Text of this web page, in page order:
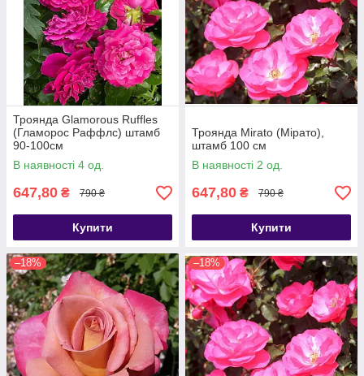
Троянда Glamorous Ruffles
(Гламорос Раффлс) штамб
90-100см
В наявності 4 од.
647,80 ₴ 790 ₴
Купити
Троянда Mirato (Мірато),
штамб 100 см
В наявності 2 од.
647,80 ₴ 790 ₴
Купити
–18% –18%